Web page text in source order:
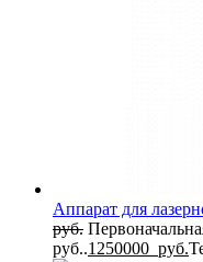
Аппарат для
руб.
руб..1250000 руб.